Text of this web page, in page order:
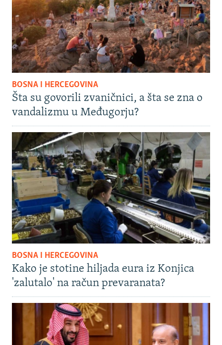
BOSNA I HERCEGOVINA
Šta su govorili zvaničnici, a šta se zna o
vandalizmu u Međugorju?
BOSNA I HERCEGOVINA
Kako je stotine hiljada eura iz Konjica
'zalutalo' na račun prevaranata?